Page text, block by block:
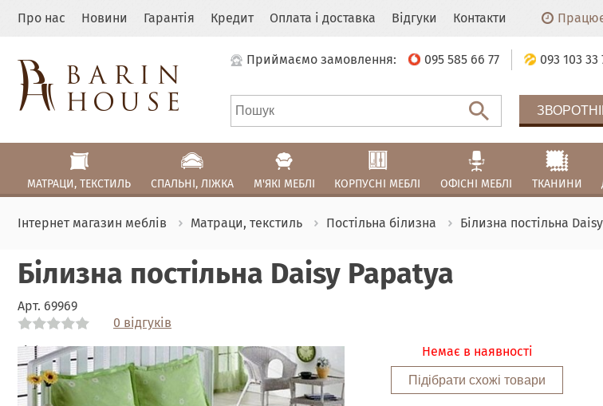
Про нас Новини Гарантія Кредит Оплата і доставка Відгуки Контакти
Приймаємо замовлення: 095 585 66 77 093 103 33
МАТРАЦИ, ТЕКСТИЛЬ СПАЛЬНІ, ЛІЖКА М'ЯКІ МЕБЛІ КОРПУСНІ МЕБЛІ ОФІСНІ МЕБЛІ ТКАНИНИ
Інтернет магазин меблів Матраци, текстиль Постільна білизна Білизна постільна
Білизна постільна Daisy Papatya
Арт. 69969
0 відгуків
Link
Немає в наявності
Підібрати схожі товари